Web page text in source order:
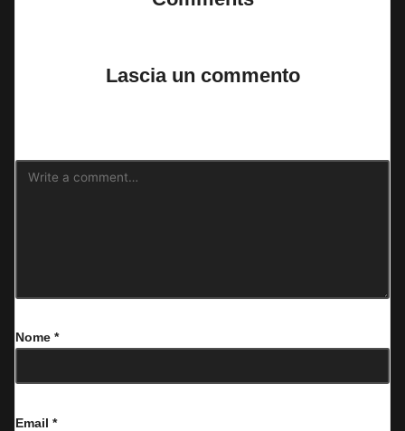
Lascia un commento
Nome *
Email *